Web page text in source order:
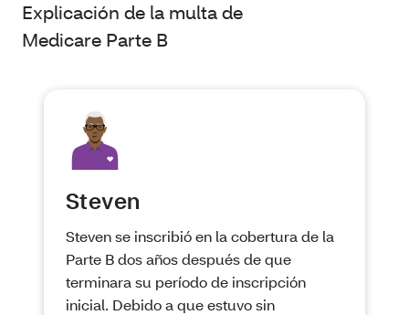
Explicación de la multa de
Medicare Parte B
Steven
Steven se inscribió en la cobertura de la
Parte B dos años después de que
terminara su período de inscripción
inicial. Debido a que estuvo sin